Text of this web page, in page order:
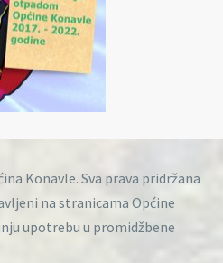
Konavle. Sva prava pridržana
na stranicama Općine
upotrebu u promidžbene